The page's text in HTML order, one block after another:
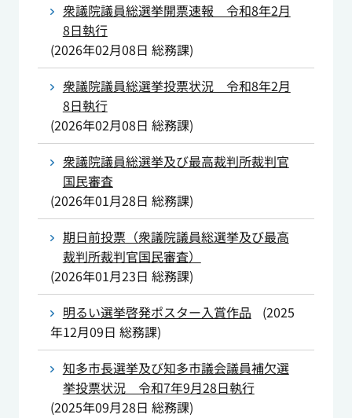
衆議院議員総選挙開票速報 令和8年2月
8日執行
(2026年02月08日 総務課)
衆議院議員総選挙投票状況 令和8年2月
8日執行
(2026年02月08日 総務課)
衆議院議員総選挙及び最高裁判所裁判官
国民審査
(2026年01月28日 総務課)
期日前投票（衆議院議員総選挙及び最高
裁判所裁判官国民審査）
(2026年01月23日 総務課)
明るい選挙啓発ポスター入賞作品
(2025
年12月09日 総務課)
知多市長選挙及び知多市議会議員補欠選
挙投票状況 令和7年9月28日執行
(2025年09月28日 総務課)